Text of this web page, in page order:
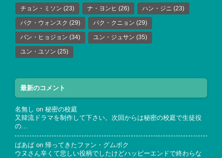
チョン・ミソン (23) ナ・ヨンヒ (26) ハン・ジニ (23)
パク・ウォンスク (29) パク・クニョン (29)
パン・ヒョジョン (34) ユン・ジュサン (35)
ユン・ユソン (25)
最新のコメント
名無し on 秘密の校庭
又韓流ドラマを制作して下さい。次回からは秘密の校庭で生徒役
の…
ばあば on 帰ってきたファン・グムボク
ウヌさん辛くて悲しい役柄でしたけどハッピーエンドで終わらな